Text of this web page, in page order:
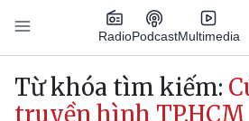
Nhảy đến nội dung
RadioPodcastMultimedia
Main navigation
Từ khóa tìm kiếm:
truyền hình TP.HCM